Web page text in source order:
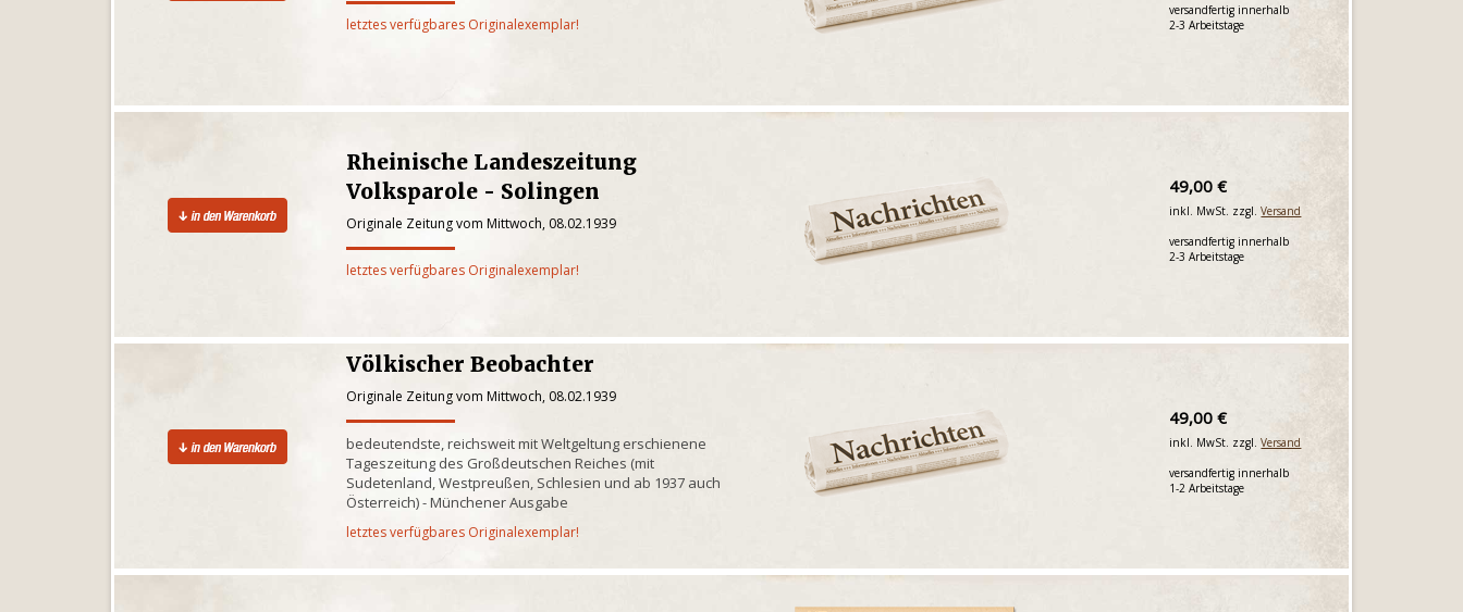
letztes verfügbares Originalexemplar!
versandfertig innerhalb
2-3 Arbeitstage
Rheinische Landeszeitung
Volksparole - Solingen
Originale Zeitung vom Mittwoch, 08.02.1939
letztes verfügbares Originalexemplar!
49,00 €
inkl. MwSt. zzgl.Versand
versandfertig innerhalb
2-3 Arbeitstage
Völkischer Beobachter
Originale Zeitung vom Mittwoch, 08.02.1939
bedeutendste, reichsweit mit Weltgeltung erschienene
Tageszeitung des Großdeutschen Reiches (mit
Sudetenland, Westpreußen, Schlesien und ab 1937 auch
Österreich) - Münchener Ausgabe
letztes verfügbares Originalexemplar!
49,00 €
inkl. MwSt. zzgl.Versand
versandfertig innerhalb
1-2 Arbeitstage